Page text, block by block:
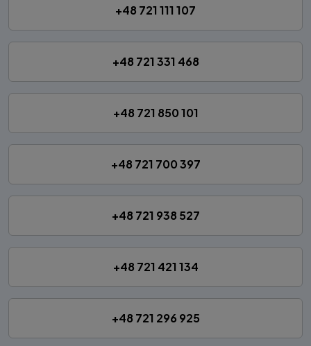
+48 721 111 107
+48 721 331 468
+48 721 850 101
+48 721 700 397
+48 721 938 527
+48 721 421 134
+48 721 296 925